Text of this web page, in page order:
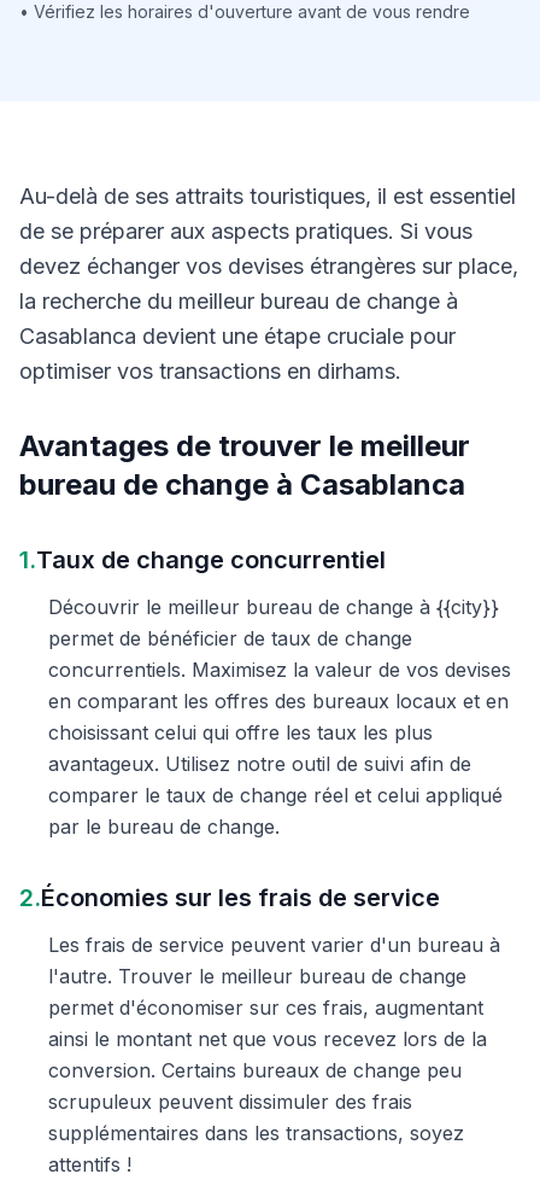
• Vérifiez les horaires d'ouverture avant de vous rendre
Au-delà de ses attraits touristiques, il est essentiel
de se préparer aux aspects pratiques. Si vous
devez échanger vos devises étrangères sur place,
la recherche du meilleur bureau de change à
Casablanca devient une étape cruciale pour
optimiser vos transactions en dirhams.
Avantages de trouver le meilleur
bureau de change à Casablanca
1.Taux de change concurrentiel
Découvrir le meilleur bureau de change à {{city}}
permet de bénéficier de taux de change
concurrentiels. Maximisez la valeur de vos devises
en comparant les offres des bureaux locaux et en
choisissant celui qui offre les taux les plus
avantageux. Utilisez notre outil de suivi afin de
comparer le taux de change réel et celui appliqué
par le bureau de change.
2.Économies sur les frais de service
Les frais de service peuvent varier d'un bureau à
l'autre. Trouver le meilleur bureau de change
permet d'économiser sur ces frais, augmentant
ainsi le montant net que vous recevez lors de la
conversion. Certains bureaux de change peu
scrupuleux peuvent dissimuler des frais
supplémentaires dans les transactions, soyez
attentifs !